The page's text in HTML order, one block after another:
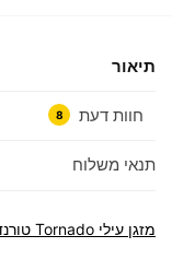
תיאור
חוות דעת 8
תנאי משלוח
‏מזגן עילי Tornado טורנדו דגם 2021 דגם NEXT 22